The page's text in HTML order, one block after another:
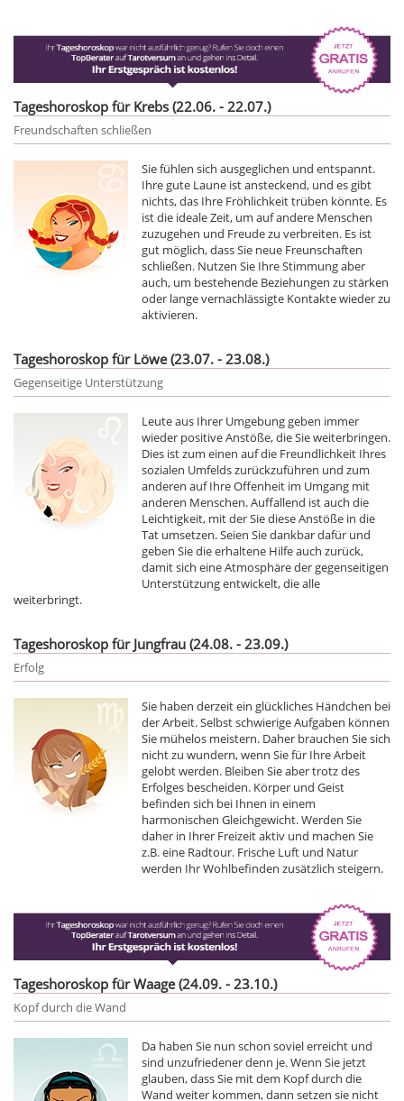
Tageshoroskop für Krebs (22.06. - 22.07.)
Freundschaften schließen
Sie fühlen sich ausgeglichen und entspannt.
Ihre gute Laune ist ansteckend, und es gibt
nichts, das Ihre Fröhlichkeit trüben könnte. Es
ist die ideale Zeit, um auf andere Menschen
zuzugehen und Freude zu verbreiten. Es ist
gut möglich, dass Sie neue Freunschaften
schließen. Nutzen Sie Ihre Stimmung aber
auch, um bestehende Beziehungen zu stärken
oder lange vernachlässigte Kontakte wieder zu
aktivieren.
Tageshoroskop für Löwe (23.07. - 23.08.)
Gegenseitige Unterstützung
Leute aus Ihrer Umgebung geben immer
wieder positive Anstöße, die Sie weiterbringen.
Dies ist zum einen auf die Freundlichkeit Ihres
sozialen Umfelds zurückzuführen und zum
anderen auf Ihre Offenheit im Umgang mit
anderen Menschen. Auffallend ist auch die
Leichtigkeit, mit der Sie diese Anstöße in die
Tat umsetzen. Seien Sie dankbar dafür und
geben Sie die erhaltene Hilfe auch zurück,
damit sich eine Atmosphäre der gegenseitigen
Unterstützung entwickelt, die alle
weiterbringt.
Tageshoroskop für Jungfrau (24.08. - 23.09.)
Erfolg
Sie haben derzeit ein glückliches Händchen bei
der Arbeit. Selbst schwierige Aufgaben können
Sie mühelos meistern. Daher brauchen Sie sich
nicht zu wundern, wenn Sie für Ihre Arbeit
gelobt werden. Bleiben Sie aber trotz des
Erfolges bescheiden. Körper und Geist
befinden sich bei Ihnen in einem
harmonischen Gleichgewicht. Werden Sie
daher in Ihrer Freizeit aktiv und machen Sie
z.B. eine Radtour. Frische Luft und Natur
werden Ihr Wohlbefinden zusätzlich steigern.
Tageshoroskop für Waage (24.09. - 23.10.)
Kopf durch die Wand
Da haben Sie nun schon soviel erreicht und
sind unzufriedener denn je. Wenn Sie jetzt
glauben, dass Sie mit dem Kopf durch die
Wand weiter kommen, dann setzen sie nicht